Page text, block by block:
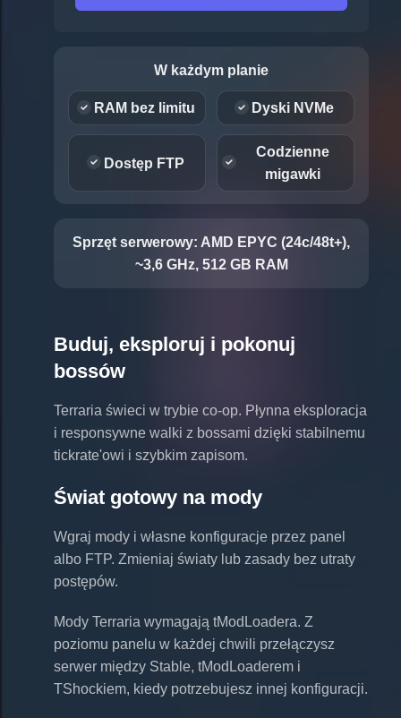
W każdym planie
RAM bez limitu Dyski NVMe
Dostęp FTP
Codzienne
migawki
Sprzęt serwerowy: AMD EPYC (24c/48t+),
~3,6 GHz, 512 GB RAM
Buduj, eksploruj i pokonuj
bossów
Terraria świeci w trybie co-op. Płynna eksploracja
i responsywne walki z bossami dzięki stabilnemu
tickrate'owi i szybkim zapisom.
Świat gotowy na mody
Wgraj mody i własne konfiguracje przez panel
albo FTP. Zmieniaj światy lub zasady bez utraty
postępów.
Mody Terraria wymagają tModLoadera. Z
poziomu panelu w każdej chwili przełączysz
serwer między Stable, tModLoaderem i
TShockiem, kiedy potrzebujesz innej konfiguracji.